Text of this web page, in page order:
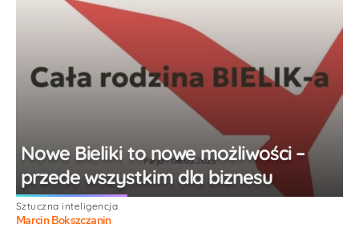
Nowe Bieliki to nowe możliwości –
przede wszystkim dla biznesu
Sztuczna inteligencja
Marcin Bokszczanin